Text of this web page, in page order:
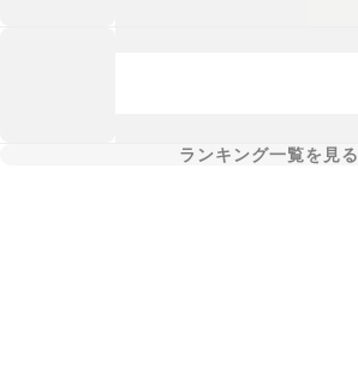
ランキング一覧を見る